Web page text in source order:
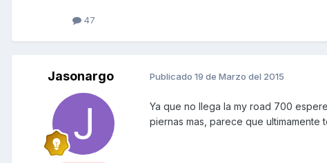
47
Jasonargo Publicado 19 de Marzo del 2015
Ya que no llega la my road 700
piernas mas, parece que ultimamente